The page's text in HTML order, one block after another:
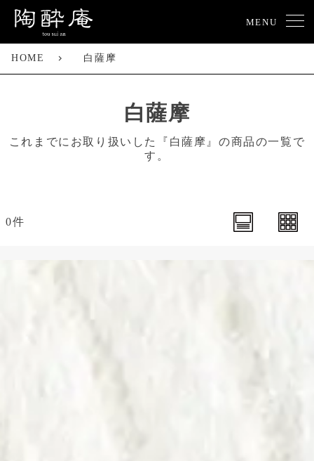
MENU
HOME 白薩摩
白薩摩
これまでにお取り扱いした『白薩摩』の商品の一覧で
す。
0件